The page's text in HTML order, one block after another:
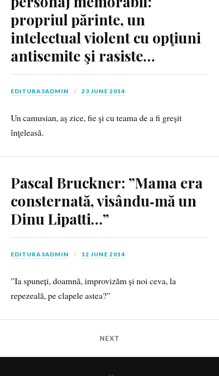
propriul părinte, un
intelectual violent cu opţiuni
antisemite şi rasiste…
EDITURA3ADMIN 23 JUNE 2014
Un camusian, aş zice, fie şi cu teama de a fi greşit
înţeleasă.
Pascal Bruckner: ”Mama era
consternată, visându‑mă un
Dinu Lipatti…”
EDITURA3ADMIN 12 JUNE 2014
”Ia spuneți, doamnă, improvizăm și noi ceva, la
repezeală, pe clapele astea?”
NEXT